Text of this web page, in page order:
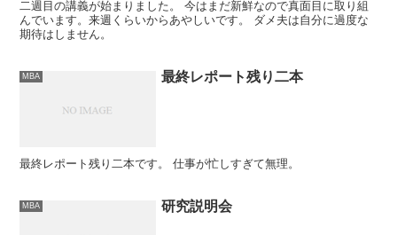
二週目の講義が始まりました。 今はまだ新鮮なので真面目に取り組
んでいます。来週くらいからあやしいです。 ダメ夫は自分に過度な
期待はしません。
MBA 最終レポート残り二本
最終レポート残り二本です。 仕事が忙しすぎて無理。
MBA 研究説明会